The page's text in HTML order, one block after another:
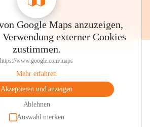
Google Maps anzuzeigen,
externer Cookies
zustimmen.
https://www.google.com/maps
Mehr erfahren
Akzeptieren und anzeigen
Ablehnen
Auswahl merken